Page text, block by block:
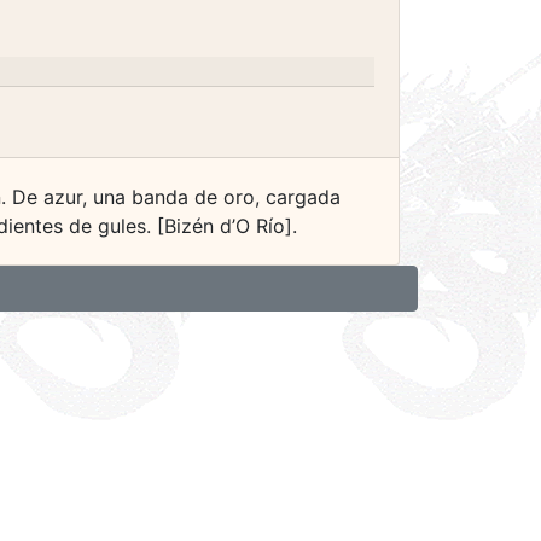
azur, una banda de oro, cargada
de gules. [Bizén d’O Río].